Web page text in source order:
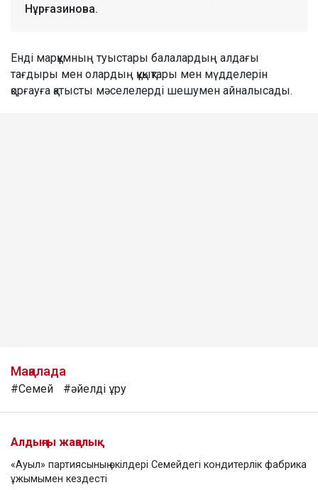
Нұрғазинова.
Енді марқұмның туыстары балалардың алдағы
тағдыры мен олардың құқықтары мен мүдделерін
қорғауға қатысты мәселелерді шешумен айналысады.
Мақалада
#Семей #әйелді ұру
Алдыңғы жаңалық
«Ауыл» партиясының өкілдері Семейдегі кондитерлік фабрика
ұжымымен кездесті